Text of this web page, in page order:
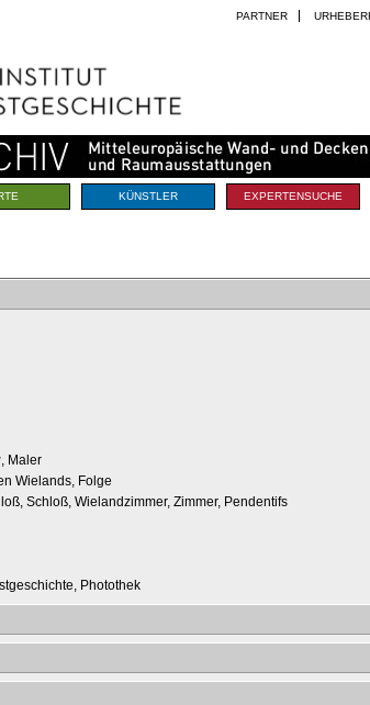
PARTNER
KÜNSTLER EXPERTENSUCHE
, Maler
Wielands, Folge
Schloß, Wielandzimmer, Zimmer, Pendentifs
Photothek